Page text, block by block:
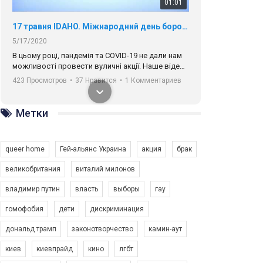
01:01
17 травня IDAHO. Міжнародний день боротьби з гомофобією трансфобією і біфобія.
5/17/2020
В цьому році, пандемія та COVІD-19 не дали нам
можливості провести вуличні акції. Наше відео-
звернення про те, що навіть коли ми у різних
містах та не можемо зустрінеться, ми разом. Ми
закликаємо всіх хто поділяє цінності рівності та
солідарності, приєднатися до нас. Регіональні
підрозділи ГАУ є в 16 областях України.
423 Просмотров • 37 Нравится • 1 Комментариев
Зупинимо насильство проти ЛГБТ в Україні! Stop violence against LGBT in Ukraine!
Емоційний та вражаючий промо-ролік на
Метки
queer home Гей-альянс Украина акция брак
великобритания виталий милонов
владимир путин власть выборы гау
гомофобия дети дискриминация
дональд трамп законотворчество камин-аут
киев киевпрайд кино лгбт